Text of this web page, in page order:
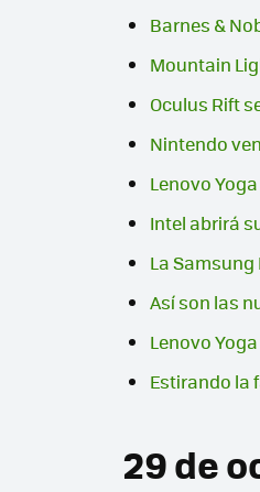
Barnes &
Mountain
Oculus Rift
Nintendo
Lenovo
Intel abrirá
La
Así son las
Lenovo
Estirando la
29 de